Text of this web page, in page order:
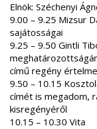
Elnök: Széchenyi
9.00 – 9.25 Mizsur
sajátosságai
9.25 – 9.50 Gintli
című regény
9.50 – 10.15
címét is megadom,
kisregényéről
10.15 – 10.30 Vita